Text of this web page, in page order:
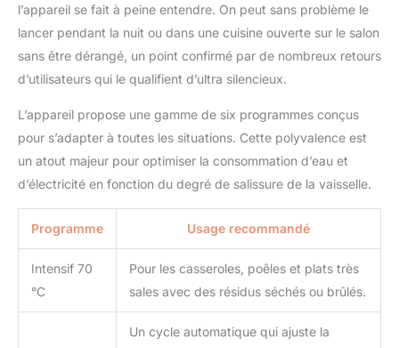
l’appareil se fait à peine entendre. On peut sans problème le
lancer pendant la nuit ou dans une cuisine ouverte sur le salon
sans être dérangé, un point confirmé par de nombreux retours
d’utilisateurs qui le qualifient d’ultra silencieux.
L’appareil propose une gamme de six programmes conçus
pour s’adapter à toutes les situations. Cette polyvalence est
un atout majeur pour optimiser la consommation d’eau et
d’électricité en fonction du degré de salissure de la vaisselle.
Programme Usage recommandé
Intensif 70
°C
Pour les casseroles, poêles et plats très
sales avec des résidus séchés ou brûlés.
Un cycle automatique qui ajuste la